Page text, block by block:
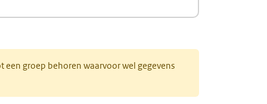
een groep behoren waarvoor wel gegevens